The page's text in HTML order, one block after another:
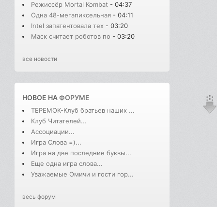
Режиссёр Mortal Kombat - 04:37
Одна 48-мегапиксельная - 04:11
Intel запатентовала тех - 03:20
Маск считает роботов по - 03:20
все новости
НОВОЕ НАФОРУМЕ
ТЕРЕМОК-Клуб братьев наших ...
Клуб Читателей...
Ассоциации...
Игра Слова =)...
Игра на две последние буквы...
Еще одна игра слова...
Уважаемые Омичи и гости гор...
весь форум